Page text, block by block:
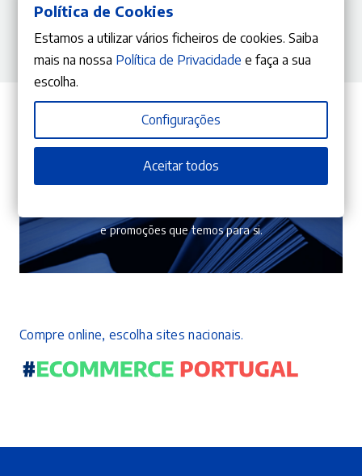
Nenhum resultado encontrado do autor
Subscreva a nossa newsletter
e promoções que temos para si.
Compre online, escolha sites nacionais.
Política de Cookies
Estamos a utilizar vários ficheiros de cookies. Saiba
mais na nossa Política de Privacidade e faça a sua
escolha.
Configurações
Aceitar todos